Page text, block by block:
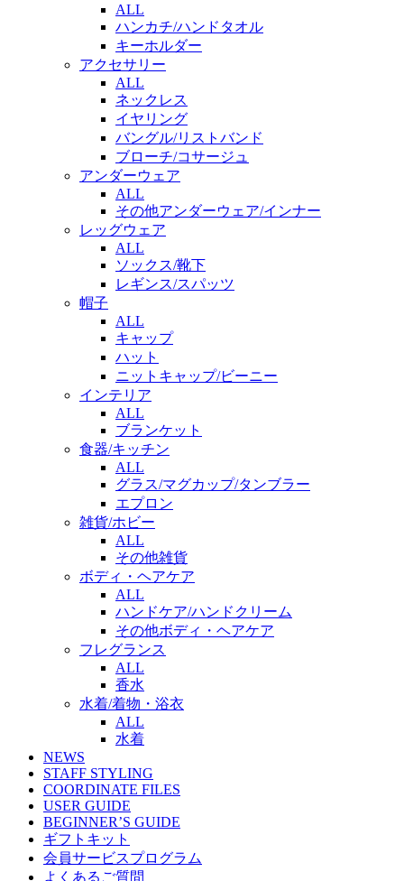
ALL
ハンカチ/ハンドタオル
キーホルダー
アクセサリー
ALL
ネックレス
イヤリング
バングル/リストバンド
ブローチ/コサージュ
アンダーウェア
ALL
その他アンダーウェア/インナー
レッグウェア
ALL
ソックス/靴下
レギンス/スパッツ
帽子
ALL
キャップ
ハット
ニットキャップ/ビーニー
インテリア
ALL
ブランケット
食器/キッチン
ALL
グラス/マグカップ/タンブラー
エプロン
雑貨/ホビー
ALL
その他雑貨
ボディ・ヘアケア
ALL
ハンドケア/ハンドクリーム
その他ボディ・ヘアケア
フレグランス
ALL
香水
水着/着物・浴衣
ALL
水着
NEWS
STAFF STYLING
COORDINATE FILES
USER GUIDE
BEGINNER’S GUIDE
ギフトキット
会員サービスプログラム
よくあるご質問